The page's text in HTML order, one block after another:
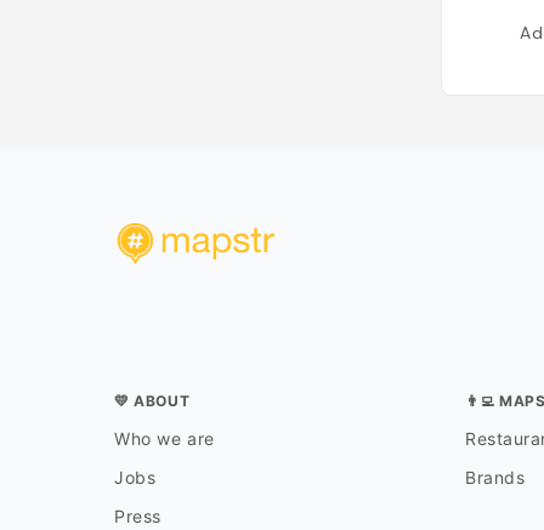
💛 ABOUT
Who we are
Jobs
Press
👨‍💻
Brands